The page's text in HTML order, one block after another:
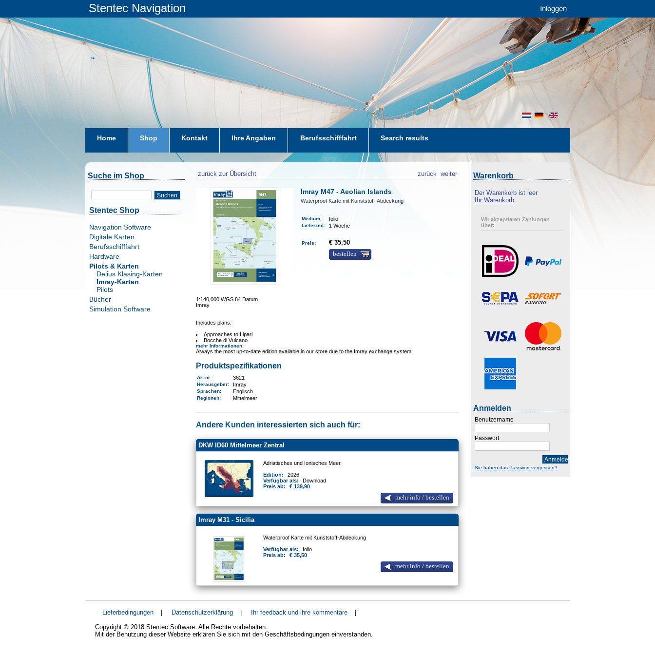
Stentec Navigation Inloggen
en
de
nl
Home Shop Kontakt Ihre Angaben Berufsschifffahrt Search results
Suche im Shop
Suchen
Stentec Shop
Navigation Software
Digitale Karten
Berufsschifffahrt
Hardware
Pilots & Karten
Delius Klasing-Karten
Imray-Karten
Pilots
Bücher
Simulation Software
zurück zur Übersicht weiter
zurück
Imray M47 - Aeolian Islands
Waterproof Karte mit Kunststoff-Abdeckung
Medium: folio
Lieferzeit: 1 Woche
Preis:
€ 35,50
bestellen
1:140,000 WGS 84 Datum
Imray
Includes plans:
Approaches to Lipari
Bocche di Vulcano
mehr Informationen:
Always the most up-to-date edition available in our store due to the Imray exchange system.
Produktspezifikationen
Art.nr. : 3621
Herausgeber: Imray
Sprachen: Englisch
Regionen: Mittelmeer
Andere Kunden interessierten sich auch für:
DKW ID60 Mittelmeer Zentral
Adriatisches und Ionisches Meer.
Edition:
2026
Verfügbar als:
Download
Preis ab:
€ 139,90
mehr info / bestellen
Imray M31 - Sicilia
Waterproof Karte mit Kunststoff-Abdeckung
Verfügbar als:
folio
Preis ab:
€ 35,50
mehr info / bestellen
Warenkorb
Der Warenkorb ist leer
Ihr Warenkorb
Wir akzeptieren Zahlungen
über:
Anmelden
Benutzername
Passwort
Anmelden
Sie haben das Passwort vergessen?
Lieferbedingungen | Datenschutzerklärung | Ihr feedback und ihre kommentare
|
Copyright © 2018 Stentec Software. Alle Rechte vorbehalten.
Mit der Benutzung dieser Website erklären Sie sich mit den Geschäftsbedingungen einverstanden.